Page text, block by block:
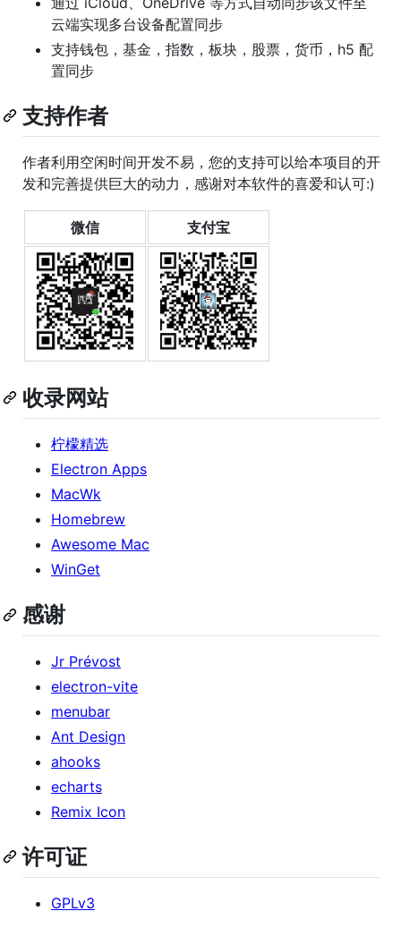
云端实现多台设备配置同步
支持钱包，基金，指数，板块，股票，货币，h5 配
置同步
支持作者
作者利用空闲时间开发不易，您的支持可以给本项目的开
发和完善提供巨大的动力，感谢对本软件的喜爱和认可:)
微信 支付宝
收录网站
柠檬精选
Electron Apps
MacWk
Homebrew
Awesome Mac
WinGet
感谢
Jr Prévost
electron-vite
menubar
Ant Design
ahooks
echarts
Remix Icon
许可证
GPLv3